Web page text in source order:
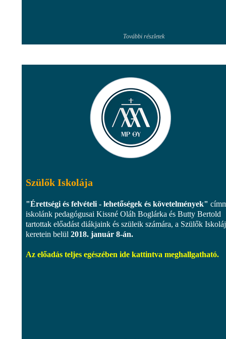
További részletek
Szülők Iskolája
"Érettségi és felvételi - lehetőségek és követelmények"
iskolánk pedagógusai Kissné Oláh Boglárka és Butty Bertold
tartottak előadást diákjaink és szüleik számára, a Szülők
keretein belül 2018. január 8-án.
Az előadás teljes egészében ide kattintva meghallgatható.